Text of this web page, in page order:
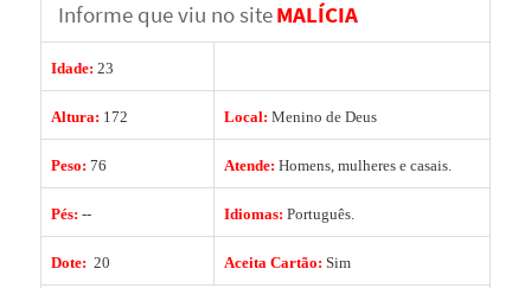
Informe que viu no siteMALÍCIA
Idade: 23
Altura: 172 Local: Menino de Deus
Peso: 76 Atende: Homens, mulheres e casais.
Pés: -- Idiomas: Português.
Dote: 20 Aceita Cartão: Sim